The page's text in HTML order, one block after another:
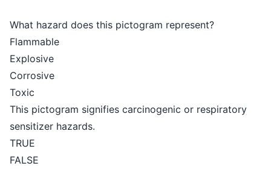
What hazard does this pictogram represent?
Flammable
Explosive
Corrosive
Toxic
This pictogram signifies carcinogenic or respiratory
sensitizer hazards.
TRUE
FALSE